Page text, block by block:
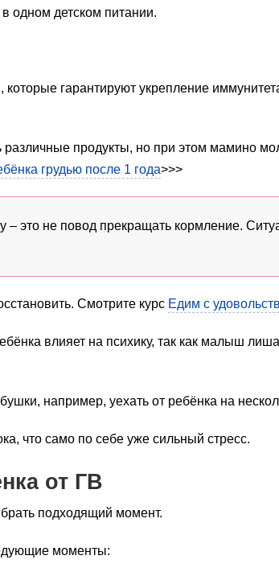
одном детском питании.
гарантируют укрепление
продукты, но при этом мамино
грудью после 1 года>>>
– это не повод прекращать кормление.
Смотрите курс Едим с
влияет на психику, так как малыш
например, уехать от ребёнка на
что само по себе уже сильный стресс.
от ГВ
подходящий момент.
моменты: